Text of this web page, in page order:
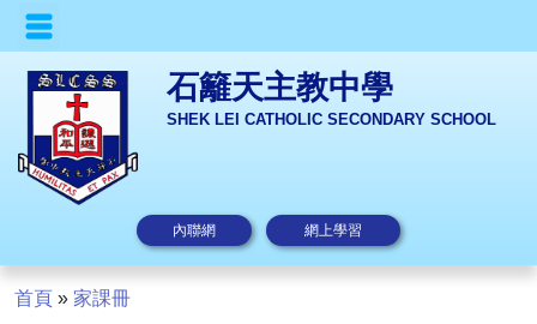
石籬天主教中學
SHEK LEI CATHOLIC SECONDARY SCHOOL
內聯網 網上學習
首頁 » 家課冊